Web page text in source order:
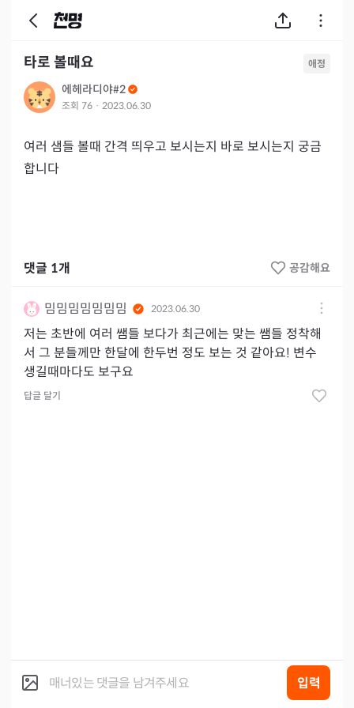
타로 볼때요 애정
에헤라디야#2
조회 76 · 2023.06.30
여러 샘들 볼때 간격 띄우고 보시는지 바로 보시는지 궁금
합니다
댓글 1개 공감해요
밈밈밈밈밈밈밈 2023.06.30
저는 초반에 여러 쌤들 보다가 최근에는 맞는 쌤들 정착해
서 그 분들께만 한달에 한두번 정도 보는 것 같아요! 변수
생길때마다도 보구요
답글 달기
입력